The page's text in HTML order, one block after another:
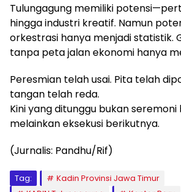
Tulungagung memiliki
hingga industri kreatif. Namun
orkestrasi hanya menjadi statistik.
tanpa peta jalan ekonomi hanya
Peresmian telah usai. Pita telah
tangan telah reda.
Kini yang ditunggu bukan
melainkan eksekusi berikutnya.
(Jurnalis: Pandhu/Rif)
Tag:
Kadin Provinsi Jawa Timur